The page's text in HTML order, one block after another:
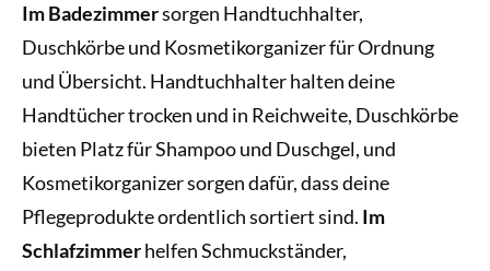
Im Badezimmersorgen Handtuchhalter,
Duschkörbe und Kosmetikorganizer für Ordnung
und Übersicht. Handtuchhalter halten deine
Handtücher trocken und in Reichweite, Duschkörbe
bieten Platz für Shampoo und Duschgel, und
Kosmetikorganizer sorgen dafür, dass deine
Pflegeprodukte ordentlich sortiert sind. Im
Schlafzimmerhelfen Schmuckständer,